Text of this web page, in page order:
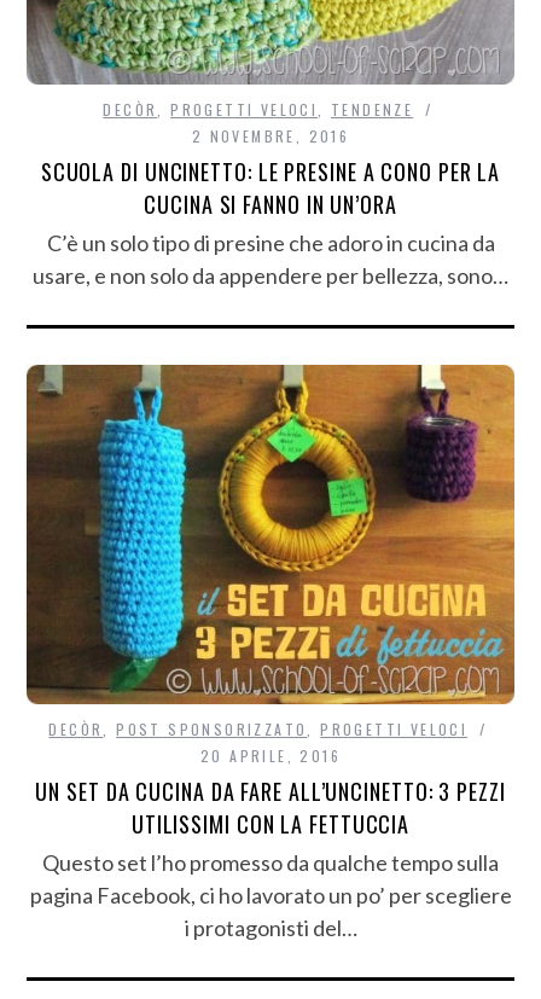
DECÒR ,PROGETTI VELOCI
TENDENZE
2 NOVEMBRE, 2016
SCUOLA DI UNCINETTO: LE PRESINE A CONO PER LA
CUCINA SI FANNO IN UN’ORA
C’è un solo tipo di presine che adoro in cucina da
usare, e non solo da appendere per bellezza, sono…
DECÒR ,POST SPONSORIZZATO ,PROGETTI VELOCI
20 APRILE, 2016
UN SET DA CUCINA DA FARE ALL’UNCINETTO: 3 PEZZI
UTILISSIMI CON LA FETTUCCIA
Questo set l’ho promesso da qualche tempo sulla
pagina Facebook, ci ho lavorato un po’ per scegliere
i protagonisti del…